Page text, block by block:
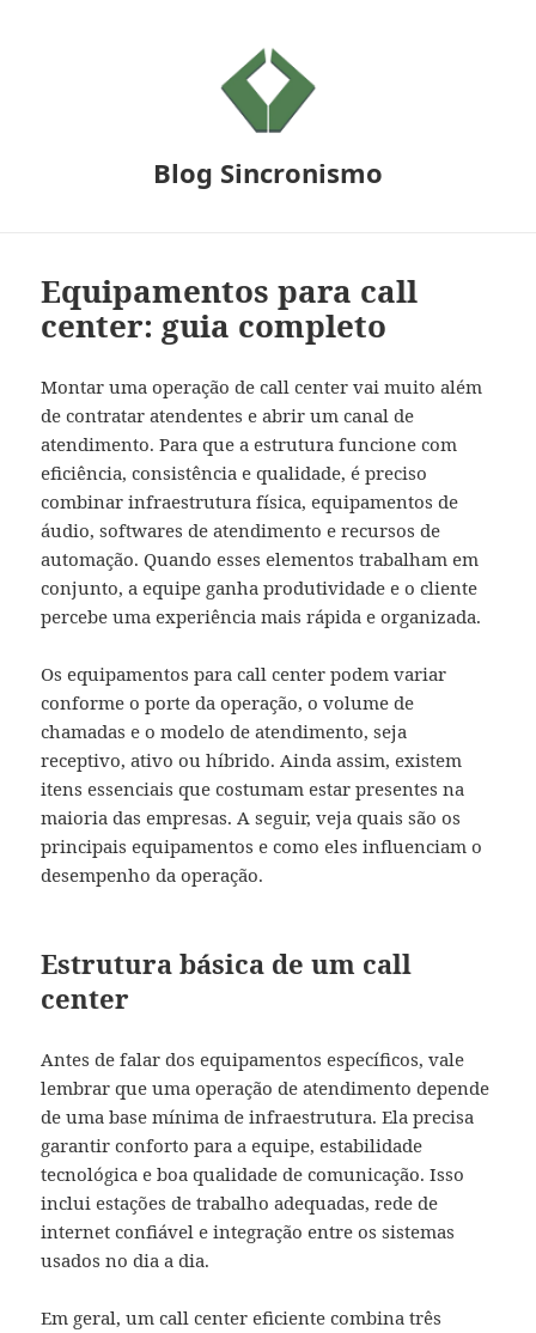
Blog Sincronismo
Equipamentos para call
center: guia completo
Montar uma operação de call center vai muito além
de contratar atendentes e abrir um canal de
atendimento. Para que a estrutura funcione com
eficiência, consistência e qualidade, é preciso
combinar infraestrutura física, equipamentos de
áudio, softwares de atendimento e recursos de
automação. Quando esses elementos trabalham em
conjunto, a equipe ganha produtividade e o cliente
percebe uma experiência mais rápida e organizada.
Os equipamentos para call center podem variar
conforme o porte da operação, o volume de
chamadas e o modelo de atendimento, seja
receptivo, ativo ou híbrido. Ainda assim, existem
itens essenciais que costumam estar presentes na
maioria das empresas. A seguir, veja quais são os
principais equipamentos e como eles influenciam o
desempenho da operação.
Estrutura básica de um call
center
Antes de falar dos equipamentos específicos, vale
lembrar que uma operação de atendimento depende
de uma base mínima de infraestrutura. Ela precisa
garantir conforto para a equipe, estabilidade
tecnológica e boa qualidade de comunicação. Isso
inclui estações de trabalho adequadas, rede de
internet confiável e integração entre os sistemas
usados no dia a dia.
Em geral, um call center eficiente combina três